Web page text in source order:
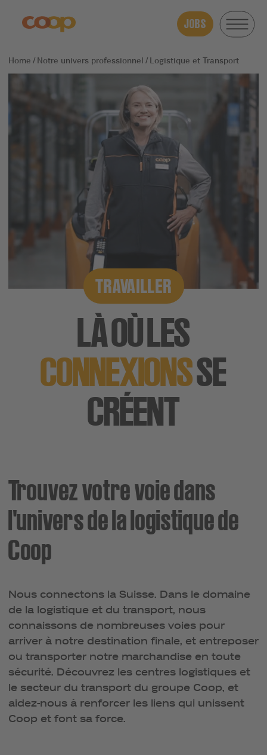
JOBS
Notre univers professionnel Logistique et Transport
TRAVAILLER
LÀ OÙ LES
CONNEXIONSSE
CRÉENT
Trouvez votre voie dans
l'univers de la logistique de
Coop
Nous connectons la Suisse. Dans le domaine
de la logistique et du transport, nous
connaissons de nombreuses voies pour
arriver à notre destination finale, et entreposer
ou transporter notre marchandise en toute
sécurité. Découvrez les centres logistiques et
le secteur du transport du groupe Coop, et
aidez-nous à renforcer les liens qui unissent
Coop et font sa force.